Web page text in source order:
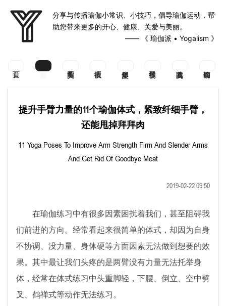
分享与传播瑜伽小常识、小技巧，倡导瑜伽运动，帮
助您带来更多的开心、健康、关爱与美丽。
—— 《 瑜伽派 • Yogalism 》
提升手臂力量的11个瑜伽体式，紧致纤细手臂，
还能甩掉拜拜肉
11 Yoga Poses To Improve Arm Strength Firm And Slender Arms
And Get Rid Of Goodbye Meat
2019-02-22 09:50
在瑜伽练习中有很多因素困扰着我们，甚至阻碍我
们前进的方向。经常看起来很简单的体式，却因为自身
不协调、没力量、身体硬等方面因素无法做到想要的效
果。其中最让我们头疼的是两臂没有力量无法托举身
体，经常在体式练习中头重脚轻，下腰、倒立、空中劈
叉、鹤禅式等动作无法练习。